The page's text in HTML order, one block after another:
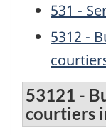
531 -
5312 -
53121 -
courtiers